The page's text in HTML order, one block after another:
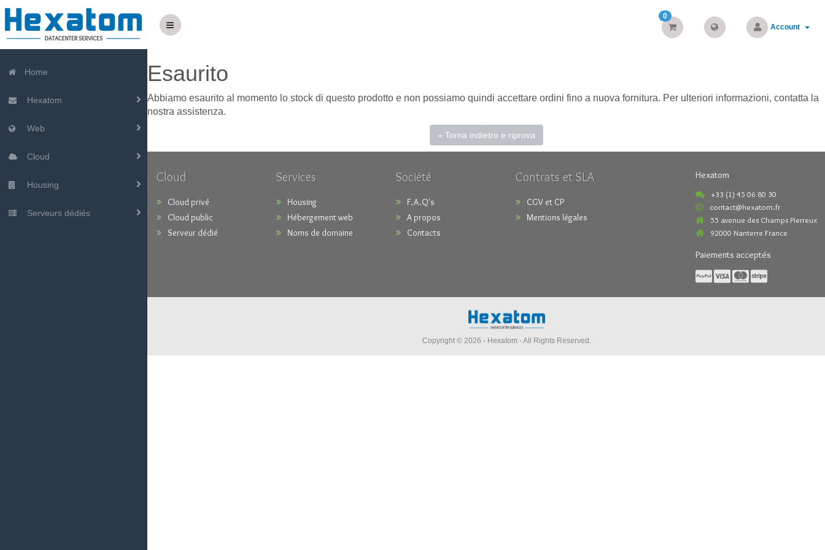
0
Account
Home
Hexatom
Web
Cloud
Housing
Serveurs dédiés
Esaurito
Abbiamo esaurito al momento lo stock di questo prodotto e non possiamo quindi accettare ordini fino a nuova fornitura. Per ulteriori informazioni, contatta la
nostra assistenza.
« Torna indietro e riprova
Cloud
Cloud privé
Cloud public
Serveur dédié
Services
Housing
Hébergement web
Noms de domaine
Société
F.A.Q's
A propos
Contacts
Contrats et SLA
CGV et CP
Mentions légales
Hexatom
+33 (1) 45 06 80 30
contact@hexatom.fr
55 avenue des Champs Pierreux
92000 Nanterre France
Paiements acceptés
Copyright © 2026 - Hexatom - All Rights Reserved.